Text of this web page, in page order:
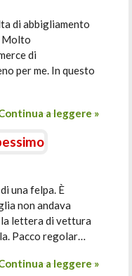
di abbigliamento
Molto
di
per me. In questo
a leggere »
una felpa. È
non andava
lettera di vettura
Pacco regolar…
a leggere »